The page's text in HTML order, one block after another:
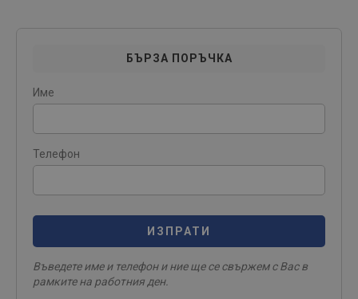
БЪРЗА ПОРЪЧКА
Име
Телефон
ИЗПРАТИ
Въведете име и телефон и ние ще се свържем с Вас в
рамките на работния ден.